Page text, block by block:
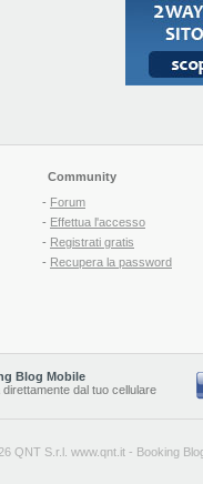
Community
- Forum
- Effettua l'accesso
- Registrati gratis
- Recupera la password
Blog Mobile
direttamente dal tuo cellulare
QNT S.r.l. www.qnt.it - Booking